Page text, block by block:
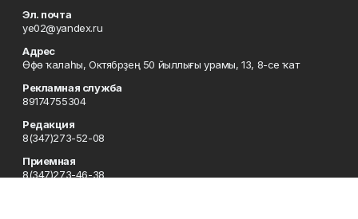
Эл. почта
ye02@yandex.ru
Адрес
Өфө ҡалаһы, Октябрҙең 50 йыллығы урамы, 13, 8-се ҡат
Рекламная служба
89174755304
Редакция
8(347)273-52-08
Приемная
8(347)273-46-38